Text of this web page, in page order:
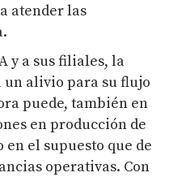
atender las
y a sus filiales, la
un alivio para su flujo
puede, también en
en producción de
el supuesto que de
operativas. Con